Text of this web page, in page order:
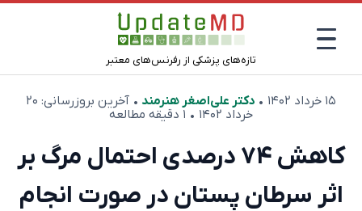
تازه‌های پزشکی از رفرنس‌های معتبر
۱۵ خرداد ۱۴۰۲ • دکتر علی‌اصغر هنرمند • آخرین بروزرسانی: ۲۰
خرداد ۱۴۰۲
• ۱ دقیقه مطالعه
کاهش ۷۴ درصدی احتمال مرگ بر
اثر سرطان پستان در صورت انجام